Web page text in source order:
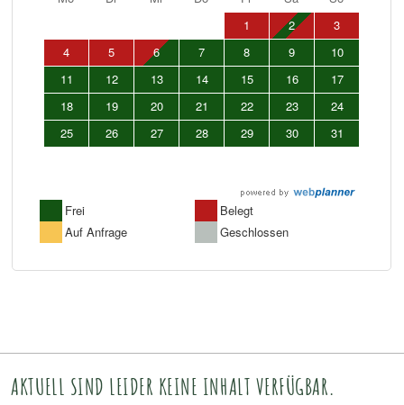
AKTUELL SIND LEIDER KEINE INHALT VERFÜGBAR.